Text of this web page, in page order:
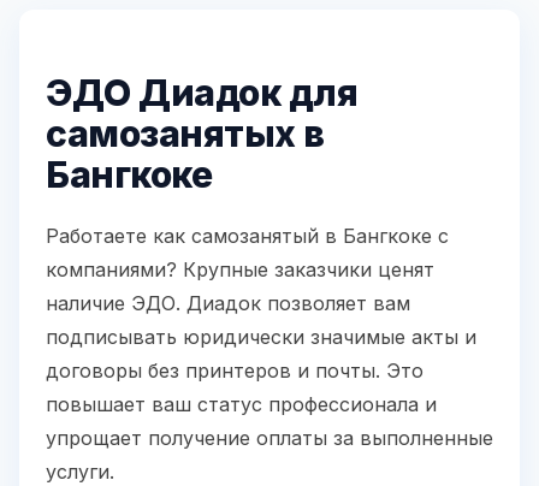
ЭДО Диадок для
самозанятых в
Бангкоке
Работаете как самозанятый в Бангкоке с
компаниями? Крупные заказчики ценят
наличие ЭДО. Диадок позволяет вам
подписывать юридически значимые акты и
договоры без принтеров и почты. Это
повышает ваш статус профессионала и
упрощает получение оплаты за выполненные
услуги.